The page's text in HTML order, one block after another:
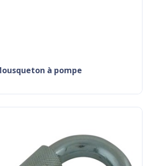
mousqueton à pompe